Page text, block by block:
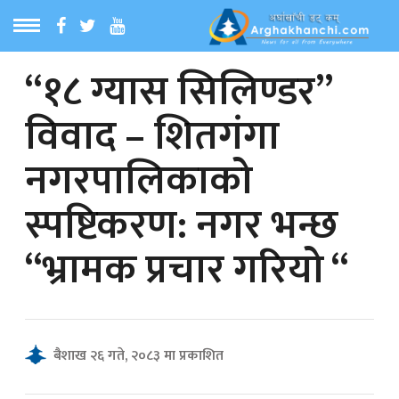
MENU
समाचार
समाचार
समाचार
“१८ ग्यास सिलिण्डर”
विवाद – शितगंगा
नगरपालिकाको
स्पष्टिकरण: नगर भन्छ
“भ्रामक प्रचार गरियो “
बैशाख २६ गते, २०८३ मा प्रकाशित